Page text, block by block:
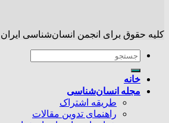
کلیه حقوق برای انجمن انسان‌شناسی
خانه
مجله انسان‌شناسی
طریقه اشتراک
راهنمای تدوین مقالات